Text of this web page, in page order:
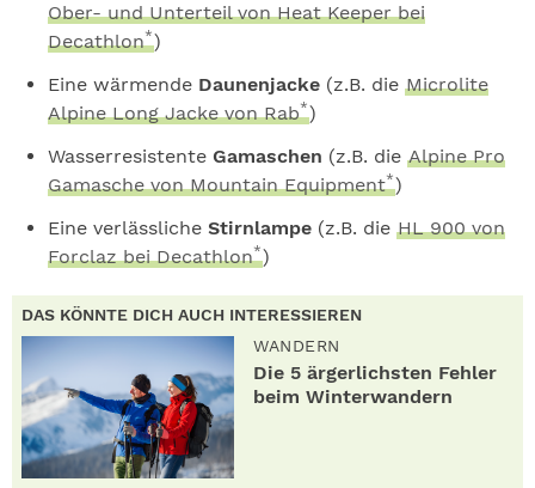
Ober- und Unterteil von Heat Keeper bei
Decathlon*)
Eine wärmende Daunenjacke (z.B. die Microlite
Alpine Long Jacke von Rab*)
Wasserresistente Gamaschen (z.B. die Alpine Pro
Gamasche von Mountain Equipment*)
Eine verlässliche Stirnlampe (z.B. die HL 900 von
Forclaz bei Decathlon*)
DAS KÖNNTE DICH AUCH INTERESSIEREN
WANDERN
Die 5 ärgerlichsten Fehler
beim Winterwandern